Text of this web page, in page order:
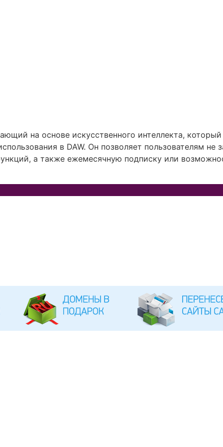
на основе искусственного интеллекта,
в DAW. Он позволяет пользователям не
а также ежемесячную подписку или